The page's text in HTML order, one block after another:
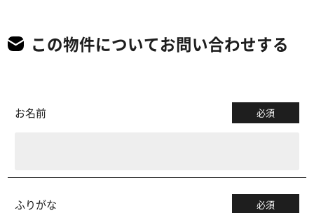
この物件についてお問い合わせする
お名前 必須
ふりがな 必須